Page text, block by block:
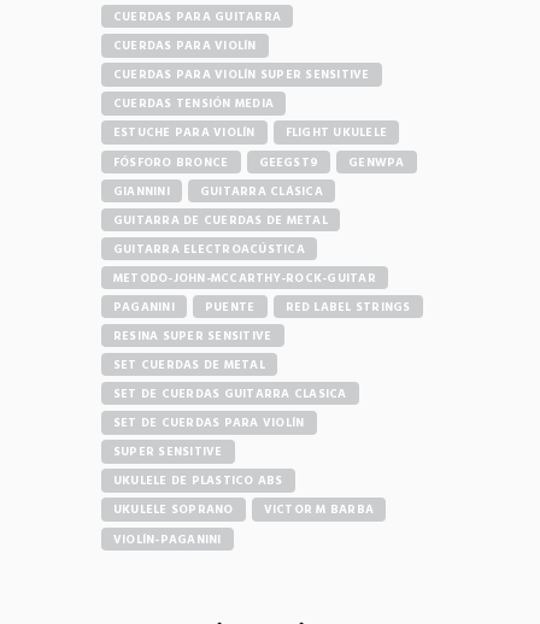
CUERDAS PARA GUITARRA
CUERDAS PARA VIOLÍN
CUERDAS PARA VIOLÍN SUPER SENSITIVE
CUERDAS TENSIÓN MEDIA
ESTUCHE PARA VIOLÍN
FLIGHT UKULELE
FÓSFORO BRONCE
GEEGST9
GENWPA
GIANNINI
GUITARRA CLÁSICA
GUITARRA DE CUERDAS DE METAL
GUITARRA ELECTROACÚSTICA
METODO-JOHN-MCCARTHY-ROCK-GUITAR
PAGANINI
PUENTE
RED LABEL STRINGS
RESINA SUPER SENSITIVE
SET CUERDAS DE METAL
SET DE CUERDAS GUITARRA CLASICA
SET DE CUERDAS PARA VIOLÍN
SUPER SENSITIVE
UKULELE DE PLASTICO ABS
UKULELE SOPRANO
VICTOR M BARBA
VIOLÍN-PAGANINI